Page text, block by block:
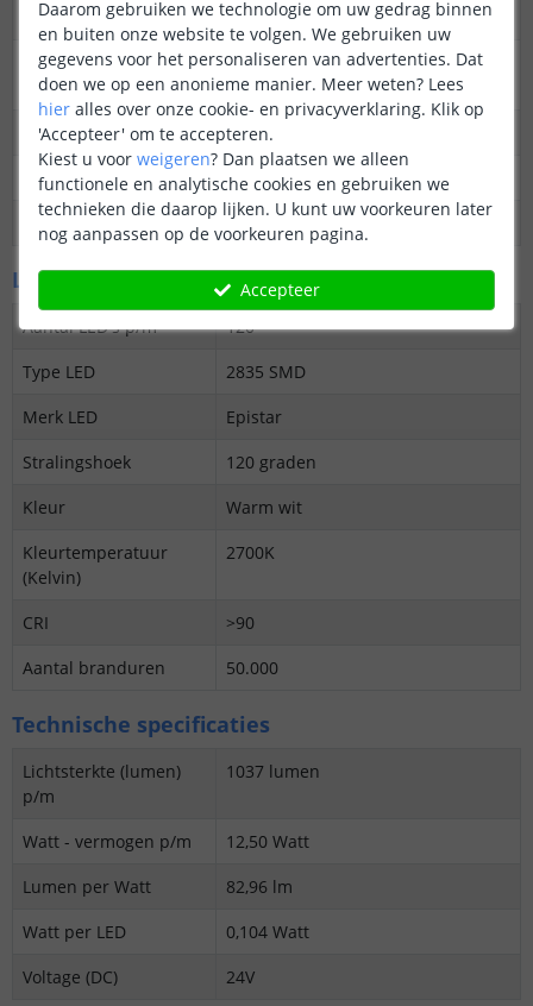
Dimbaar
Ja
3M plakstrip over de
gehele lengte
Ja
Garantie
5 jaar
Op maat te knippen
elke 5 cm
Download
LED's en licht
Aantal LED's p/m
120
Type LED
2835 SMD
Merk LED
Epistar
Stralingshoek
120 graden
Kleur
Warm wit
Kleurtemperatuur
(Kelvin)
2700K
CRI
>90
Aantal branduren
50.000
Technische specificaties
Lichtsterkte (lumen)
p/m
1037 lumen
Watt - vermogen p/m
12,50 Watt
Lumen per Watt
82,96 lm
Watt per LED
0,104 Watt
Voltage (DC)
24V
Daarom gebruiken we technologie om uw gedrag binnen
en buiten onze website te volgen. We gebruiken uw
gegevens voor het personaliseren van advertenties. Dat
doen we op een anonieme manier. Meer weten? Lees
hier alles over onze cookie- en privacyverklaring. Klik op
'Accepteer' om te accepteren.
Kiest u voor weigeren? Dan plaatsen we alleen
functionele en analytische cookies en gebruiken we
technieken die daarop lijken. U kunt uw voorkeuren later
nog aanpassen op de voorkeuren pagina.
Accepteer